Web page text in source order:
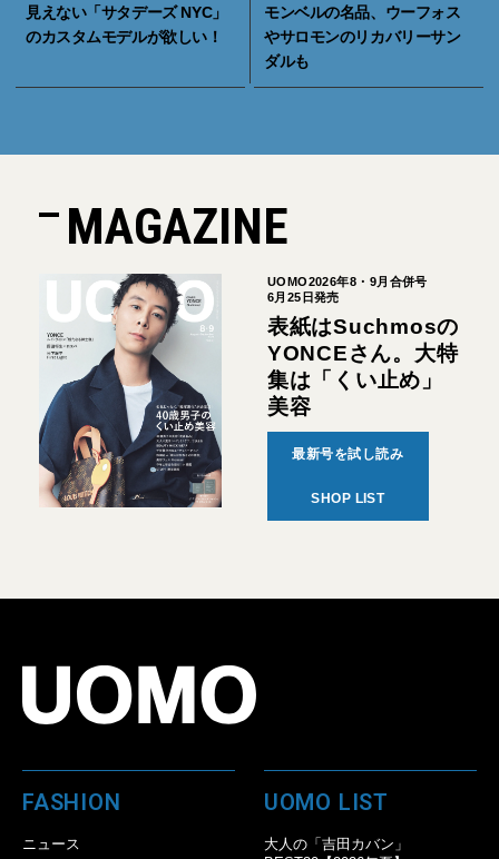
見えない「サタデーズ NYC」
のカスタムモデルが欲しい！
モンベルの名品、ウーフォス
やサロモンのリカバリーサン
ダルも
MAGAZINE
UOMO2026年8・9月合併号
6月25日発売
表紙はSuchmosの
YONCEさん。大特
集は「くい止め」
美容
最新号を試し読み
SHOP LIST
FASHION
ニュース
UOMO LIST
大人の「吉田カバン」